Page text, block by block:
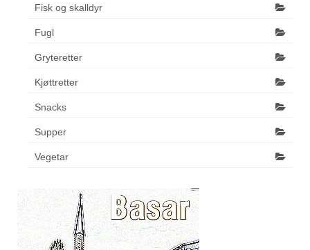
Fisk og skalldyr
Fugl
Gryteretter
Kjøttretter
Snacks
Supper
Vegetar